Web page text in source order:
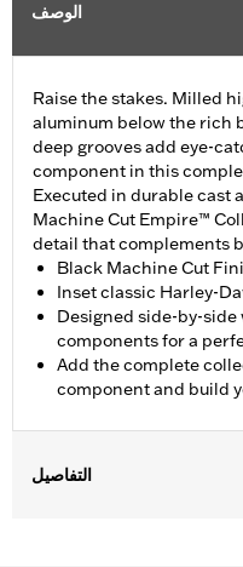
الوصف
Raise the stakes. Milled
aluminum below the rich
deep grooves add eye-
component in this
Executed in durable cast
Machine Cut Empire™
detail that complements
Black Machine Cut
Inset classic Harley-
Designed side-by-
components for a
Add the complete
component and build
التفاصيل